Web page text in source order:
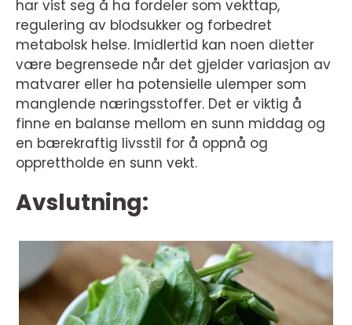
har vist seg å ha fordeler som vekttap,
regulering av blodsukker og forbedret
metabolsk helse. Imidlertid kan noen dietter
være begrensede når det gjelder variasjon av
matvarer eller ha potensielle ulemper som
manglende næringsstoffer. Det er viktig å
finne en balanse mellom en sunn middag og
en bærekraftig livsstil for å oppnå og
opprettholde en sunn vekt.
Avslutning: